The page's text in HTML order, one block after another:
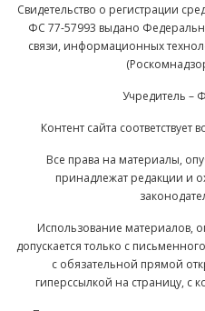
Свидетельство о регистрации
ФС 77-57993 выдано
связи, информационных
Учредитель –
Контент сайта
Все права на материалы,
принадлежат редакции и
Использование материалов,
допускается только с
с обязательной прямой
гиперссылкой на страницу, с